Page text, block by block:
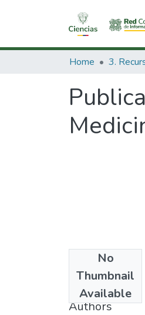
Home
No
Thumbnail
Available
1993
Authors